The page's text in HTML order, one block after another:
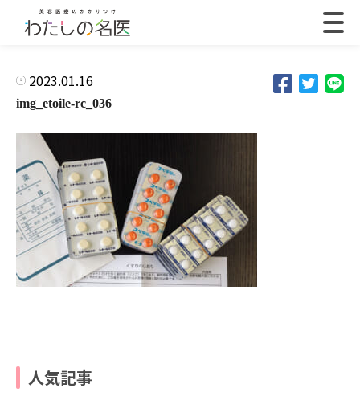
2023.01.16
img_etoile-rc_036
人気記事